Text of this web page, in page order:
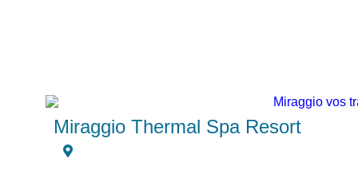
Miraggio Thermal Spa Resort